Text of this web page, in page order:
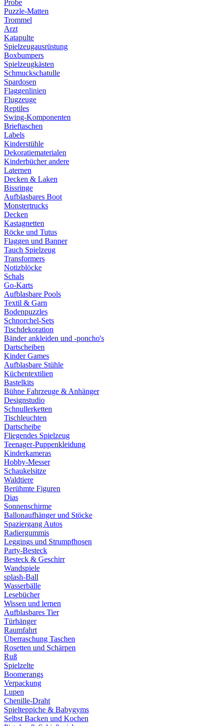
Probe
Puzzle-Matten
Trommel
Arzt
Katapulte
Spielzeugausrüstung
Boxbumpers
Spielzeugkästen
Schmuckschatulle
Spardosen
Flaggenlinien
Flugzeuge
Reptiles
Swing-Komponenten
Brieftaschen
Labels
Kinderstühle
Dekoratiematerialen
Kinderbücher andere
Laternen
Decken & Laken
Bissringe
Aufblasbares Boot
Monstertrucks
Decken
Kastagnetten
Röcke und Tutus
Flaggen und Banner
Tauch Spielzeug
Transformers
Notizblöcke
Schals
Go-Karts
Aufblasbare Pools
Textil & Garn
Bodenpuzzles
Schnorchel-Sets
Tischdekoration
Bänder ankleiden und -poncho's
Dartscheiben
Kinder Games
Aufblasbare Stühle
Küchentextilien
Bastelkits
Bühne Fahrzeuge & Anhänger
Designstudio
Schnullerketten
Tischleuchten
Dartscheibe
Fliegendes Spielzeug
Teenager-Puppenkleidung
Kinderkameras
Hobby-Messer
Schaukelsitze
Waldtiere
Berühmte Figuren
Dias
Sonnenschirme
Ballonaufhänger und Stöcke
Spaziergang Autos
Radiergummis
Leggings und Strumpfhosen
Party-Besteck
Besteck & Geschirr
Wandspiele
splash-Ball
Wasserbälle
Lesebücher
Wissen und lernen
Aufblasbares Tier
Türhänger
Raumfahrt
Überraschung Taschen
Rosetten und Schärpen
Ruß
Spielzelte
Boomerangs
Verpackung
Lupen
Chenille-Draht
Spielteppiche & Babygyms
Selbst Backen und Kochen